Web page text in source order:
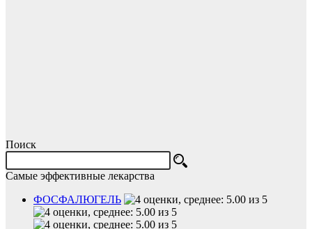
Поиск
Самые эффективные лекарства
ФОСФАЛЮГЕЛЬ